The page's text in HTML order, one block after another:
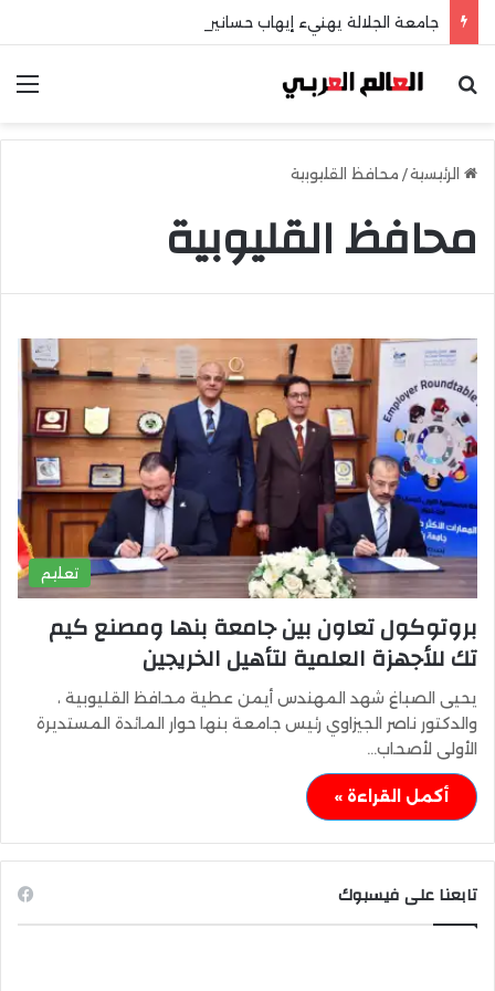
بحث عن
الرئيسية/ محافظ القليوبية
محافظ القليوبية
تعليم
بروتوكول تعاون بين جامعة بنها ومصنع كيم
تك للأجهزة العلمية لتأهيل الخريجين
يحيى الصباغ شهد المهندس أيمن عطية محافظ القليوبية ،
والدكتور ناصر الجيزاوي رئيس جامعة بنها حوار المائدة المستديرة
الأولى لأصحاب…
أكمل القراءة »
تابعنا على فيسبوك